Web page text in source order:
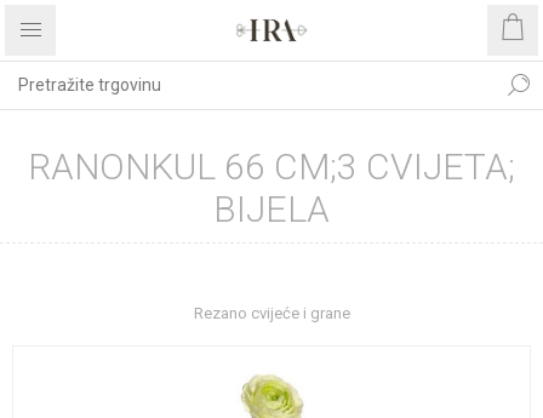
RANONKUL 66 CM;3 CVIJETA;
BIJELA
Rezano cvijeće i grane